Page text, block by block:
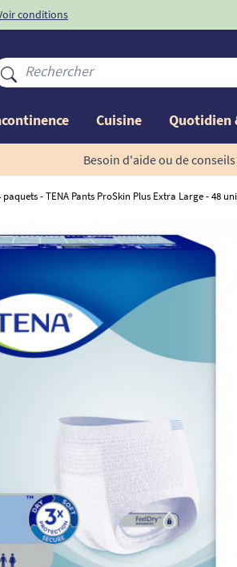
conditions
Cuisine Quotidien
Besoin d'aide ou de conseils
paquets - TENA Pants ProSkin Plus Extra Large - 48